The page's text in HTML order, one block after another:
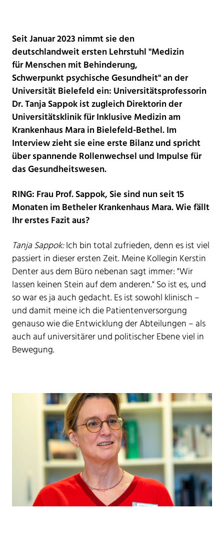
Seit Januar 2023 nimmt sie den
deutschlandweit ersten Lehrstuhl "Medizin
für Menschen mit Behinderung,
Schwerpunkt psychische Gesundheit" an der
Universität Bielefeld ein: Universitätsprofessorin
Dr. Tanja Sappok ist zugleich Direktorin der
Universitätsklinik für Inklusive Medizin am
Krankenhaus Mara in Bielefeld-Bethel. Im
Interview zieht sie eine erste Bilanz und spricht
über spannende Rollenwechsel und Impulse für
das Gesundheitswesen.
RING: Frau Prof. Sappok, Sie sind nun seit 15
Monaten im Betheler Krankenhaus Mara. Wie fällt
Ihr erstes Fazit aus?
Tanja Sappok:Ich bin total zufrieden, denn es ist viel
passiert in dieser ersten Zeit. Meine Kollegin Kerstin
Denter aus dem Büro nebenan sagt immer: "Wir
lassen keinen Stein auf dem anderen." So ist es, und
so war es ja auch gedacht. Es ist sowohl klinisch –
und damit meine ich die Patientenversorgung
genauso wie die Entwicklung der Abteilungen – als
auch auf universitärer und politischer Ebene viel in
Bewegung.